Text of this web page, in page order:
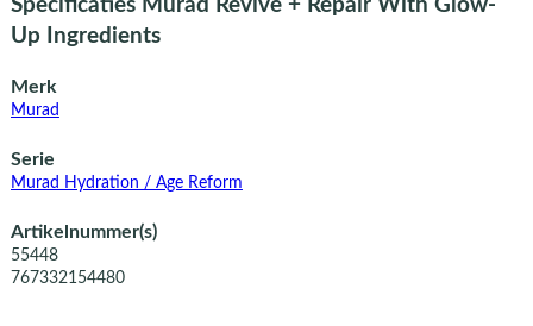
Specificaties Murad Revive + Repair With Glow-
Up Ingredients
Merk
Murad
Serie
Murad Hydration / Age Reform
Artikelnummer(s)
55448
767332154480